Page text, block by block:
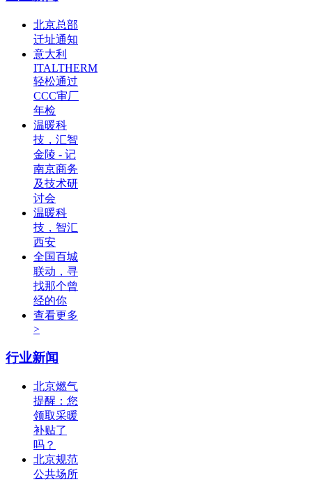
北京总部
迁址通知
意大利
ITALTHERM
轻松通过
CCC审厂
年检
温暖科
技，汇智
金陵 - 记
南京商务
及技术研
讨会
温暖科
技，智汇
西安
全国百城
联动，寻
找那个曾
经的你
查看更多
>
行业新闻
北京燃气
提醒：您
领取采暖
补贴了
吗？
北京规范
公共场所